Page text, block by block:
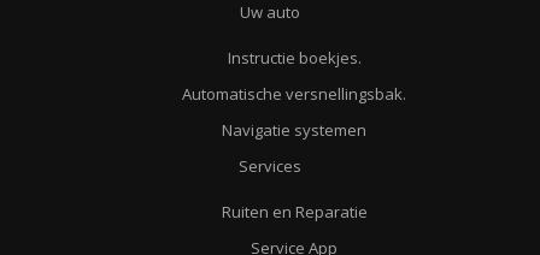
Uw auto
Instructie boekjes.
Automatische versnellingsbak.
Navigatie systemen
Services
Ruiten en Reparatie
Service App